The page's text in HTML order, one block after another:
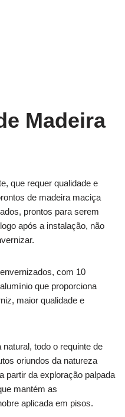
Madeira
que requer qualidade e
de madeira maciça
prontos para serem
após a instalação, não
com 10
que proporciona
maior qualidade e
todo o requinte de
oriundos da natureza
partir da exploração palpada
mantém as
aplicada em pisos.